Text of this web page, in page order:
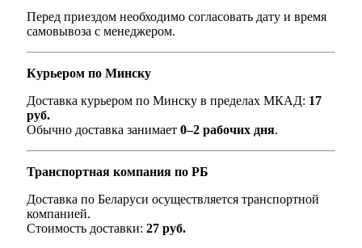
Перед приездом необходимо согласовать дату и время
самовывоза с менеджером.
Курьером по Минску
Доставка курьером по Минску в пределах МКАД: 17
руб.
Обычно доставка занимает 0–2 рабочих дня.
Транспортная компания по РБ
Доставка по Беларуси осуществляется транспортной
компанией.
Стоимость доставки: 27 руб.